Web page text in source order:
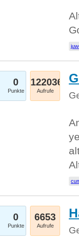
0
Punkte
122036
Aufrufe
0
Punkte
6653
Aufrufe